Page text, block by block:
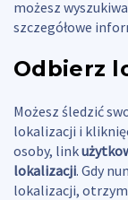
możesz
szczegółowe
Odbierz
Możesz śledzić
lokalizacji i
osoby, link
lokalizacji. Gdy
lokalizacji,